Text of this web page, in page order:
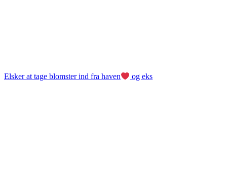
Elsker at tage blomster ind fra haven og eks